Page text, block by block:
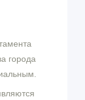
города